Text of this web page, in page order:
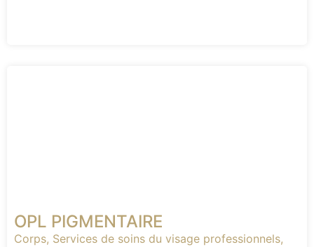
OPL PIGMENTAIRE
Corps, Services de soins du visage professionnels,